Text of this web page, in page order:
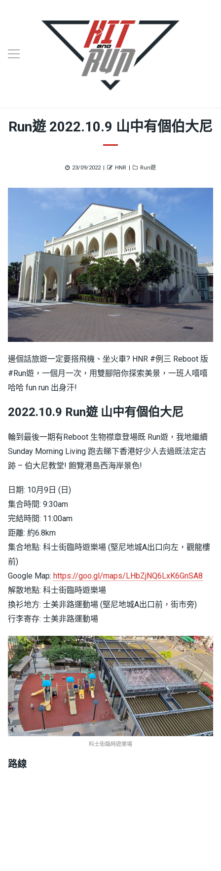
Run遊 2022.10.9 山中有個伯大尼
Posted
23/09/2022 Author
HNR Categories
Run遊
邊個話旅遊一定要搭飛機、坐火車? HNR #例三 Reboot 版
#Run遊，一個月一次，用雙腳陪你探索美景，一班人嘻嘻
哈哈 fun run 出身汗!
2022.10.9 Run遊 山中有個伯大尼
輪到最後一期有Reboot 生物襟章登場既 Run遊，我地繼續
Sunday Morning Living 跑去睇下香港好少人去過既法定古
跡 – 伯大尼教堂! 飽覽港島西海岸景色!
日期: 10月9日 (日)
集合時間: 9:30am
完結時間: 11:00am
距離: 約6.8km
集合地點: 科士街臨時遊樂場 (堅尼地城A出口向左，觀龍樓
前)
Google Map: https://goo.gl/maps/LHbZjNQ6LxK6GnSA8
解散地點: 科士街臨時遊樂場
換衫地方: 士美非路運動場 (堅尼地城A出口前，街市旁)
行李寄存: 士美非路運動場
科士街臨時遊樂場
路線